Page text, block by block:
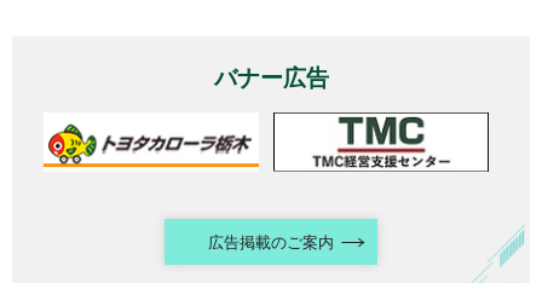
バナー広告
広告掲載のご案内